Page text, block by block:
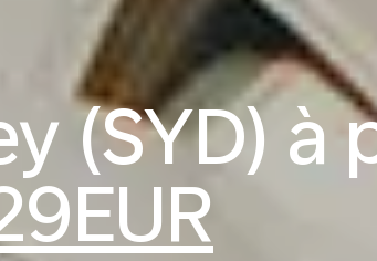
(SYD) à